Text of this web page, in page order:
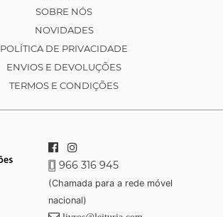
SOBRE NÓS
NOVIDADES
POLÍTICA DE PRIVACIDADE
ENVIOS E DEVOLUÇÕES
TERMOS E CONDIÇÕES
966 316 945
(Chamada para a rede móvel
nacional)